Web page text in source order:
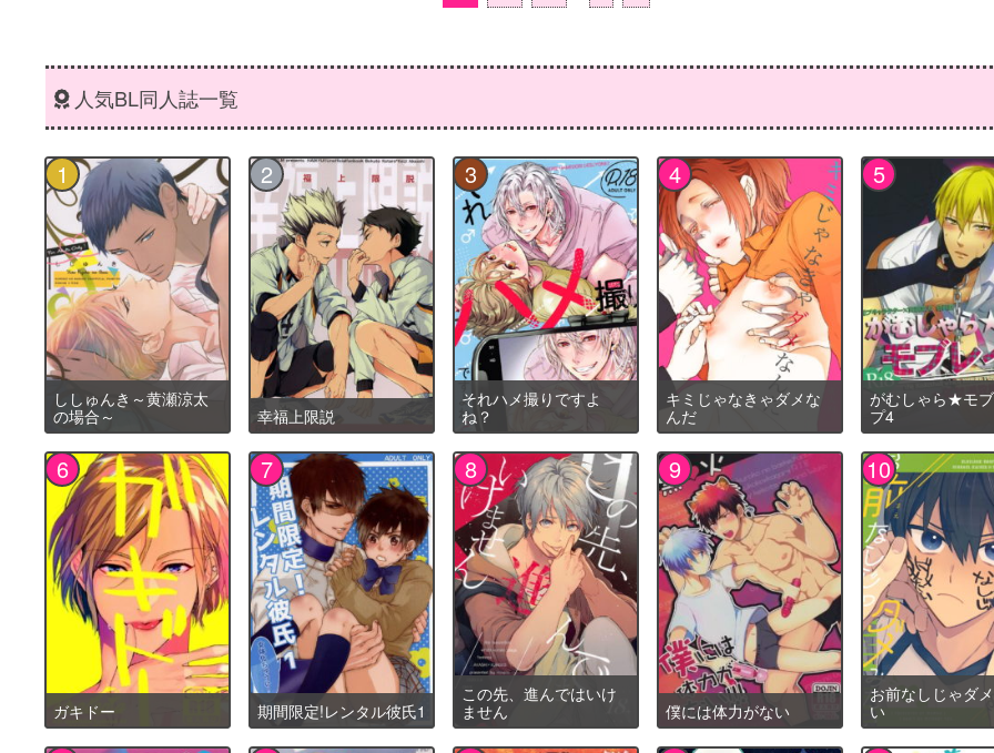
人気BL同人誌一覧
ししゅんき～黄瀬涼太
の場合～
幸福上限説
それハメ撮りですよ
ね？
キミじゃなきゃダメな
んだ
がむしゃら★モ
プ4
ガキドー 期間限定!レンタル彼氏1
この先、進んではいけ
ません
僕には体力がない
お前なしじゃダ
い